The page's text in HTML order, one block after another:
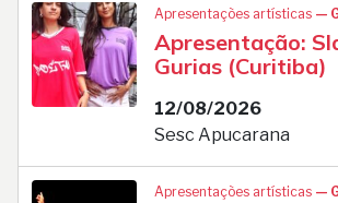
Apresentações artísticas —
Apresentação:
Gurias (Curitiba)
12/08/2026
Sesc Apucarana
Apresentações artísticas —